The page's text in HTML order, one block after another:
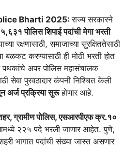
Bharti 2025:राज्य सरकारने
पोलिस शिपाई पदांची मेगा भरती
रक्षणासाठी, समाजाच्या सुरक्षिततेसाठी
करण्यासाठी ही मोठी भरती होत
पथकांचे अपर पोलिस महासंचालक
सेवा पुरवठादार कंपनी निश्चित केली
अर्ज प्रक्रिया सुरूहोणार आहे.
ग्रामीण पोलिस, एसआरपीएफ क्र.१०
२२५ पदे भरली जाणार आहेत. पुणे,
भागात पदांची संख्या जास्त असणार